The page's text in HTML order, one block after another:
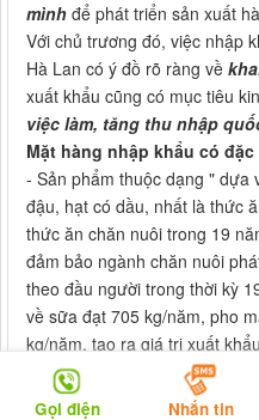
mình để phát triển sản xuất
Với chủ trương đó, việc nhập
Hà Lan có ý đồ rõ ràng về
xuất khẩu cũng có mục tiêu
việc làm, tăng thu nhập
Mặt hàng nhập khẩu có
- Sản phẩm thuộc dạng " dựa
đậu, hạt có dầu, nhất là thức
thức ăn chăn nuôi trong 19
đảm bảo ngành chăn nuôi
theo đầu người trong thời kỳ
về sữa đạt 705 kg/năm, pho
kg/năm, tạo ra giá trị xuất
- Là những sản phẩm trong
ca cao, cà phê, chè, quả
Gọi điện Nhắn tin